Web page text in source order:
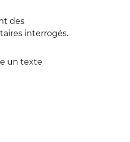
des
interrogés.
un texte